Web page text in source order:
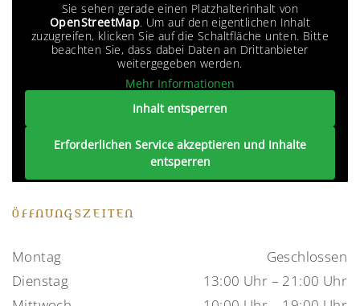
Sie sehen gerade einen Platzhalterinhalt von
OpenStreetMap. Um auf den eigentlichen Inhalt
zuzugreifen, klicken Sie auf die Schaltfläche unten. Bitte
beachten Sie, dass dabei Daten an Drittanbieter
weitergegeben werden.
Mehr Informationen
Inhalt entsperren
Erforderlichen Service akzeptieren und Inhalte
entsperren
ÖFFNUNGSZEITEN
Montag
Geschlossen
Dienstag
13:00 Uhr – 21:00 Uhr